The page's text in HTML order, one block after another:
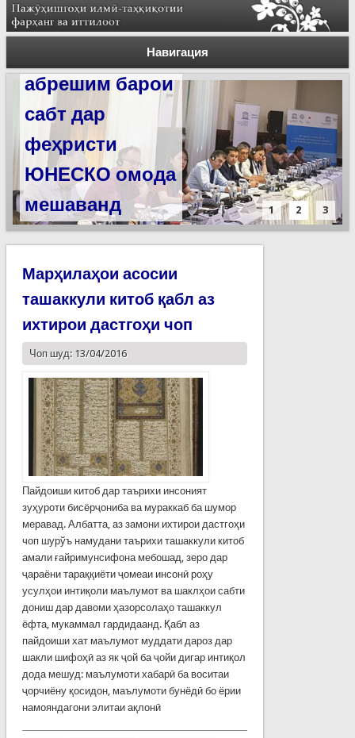
Навигация
Силсилаи
ёдгориҳои роҳи
абрешим барои
сабт дар
феҳристи
ЮНЕСКО омода
мешаванд
1 2 3
Марҳилаҳои асосии
ташаккули китоб қабл аз
ихтирои дастгоҳи чоп
Чоп шуд: 13/04/2016
Пайдоиши китоб дар таърихи инсоният
зуҳуроти бисёрҷониба ва мураккаб ба шумор
меравад. Албатта, аз замони ихтирои дастгоҳи
чоп шурўъ намудани таърихи ташаккули китоб
амали ғайримунсифона мебошад, зеро дар
ҷараёни тараққиёти ҷомеаи инсонӣ роҳу
усулҳои интиқоли маълумот ва шаклҳои сабти
дониш дар давоми ҳазорсолаҳо ташаккул
ёфта, мукаммал гардидаанд. Қабл аз
пайдоиши хат маълумот муддати дароз дар
шакли шифоҳӣ аз як ҷой ба ҷойи дигар интиқол
дода мешуд: маълумоти хабарӣ ба воситаи
ҷорчиёну қосидон, маълумоти бунёдӣ бо ёрии
намояндагони элитаи ақлонӣ